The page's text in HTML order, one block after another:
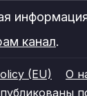
канал.
(EU)
О